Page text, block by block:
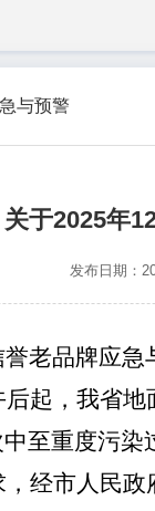
与预警
关于2025年
发布日期：
老品牌应
后起，我省地
中至重度污染
， 经市人民政